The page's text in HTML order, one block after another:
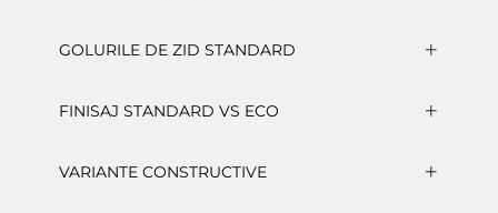
GOLURILE DE ZID STANDARD
FINISAJ STANDARD VS ECO
VARIANTE CONSTRUCTIVE